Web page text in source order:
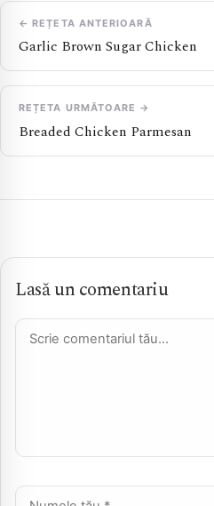
← REȚETA ANTERIOARĂ
Garlic Brown Sugar Chicken
REȚETA URMĂTOARE →
Breaded Chicken Parmesan
Lasă un comentariu
Comentariu *
Nume *